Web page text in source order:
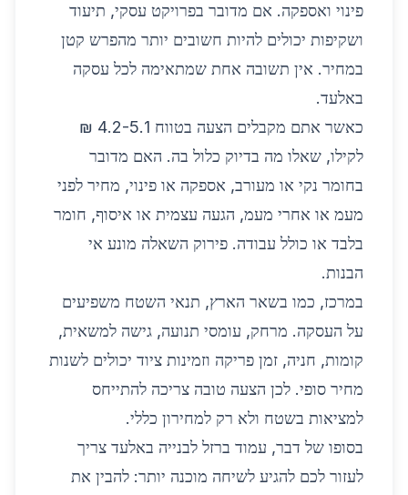
פינוי ואספקה. אם מדובר בפרויקט עסקי, תיעוד
ושקיפות יכולים להיות חשובים יותר מהפרש קטן
במחיר. אין תשובה אחת שמתאימה לכל עסקה
באלעד.
כאשר אתם מקבלים הצעה בטווח 4.2-5.1 ₪
לקילו, שאלו מה בדיוק כלול בה. האם מדובר
בחומר נקי או מעורב, אספקה או פינוי, מחיר לפני
מעמ או אחרי מעמ, הגעה עצמית או איסוף, חומר
בלבד או כולל עבודה. פירוק השאלה מונע אי
הבנות.
במרכז, כמו בשאר הארץ, תנאי השטח משפיעים
על העסקה. מרחק, עומסי תנועה, גישה למשאית,
קומות, חניה, זמן פריקה וזמינות ציוד יכולים לשנות
מחיר סופי. לכן הצעה טובה צריכה להתייחס
למציאות בשטח ולא רק למחירון כללי.
בסופו של דבר, עמוד ברזל לבנייה באלעד צריך
לעזור לכם להגיע לשיחה מוכנה יותר: להבין את